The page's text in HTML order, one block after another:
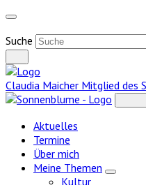
Weiter
Inhalt
Suche
Claudia Maicher Mitglied des
Aktuelles
Termine
Über mich
Meine Themen
Zeige
Kultur